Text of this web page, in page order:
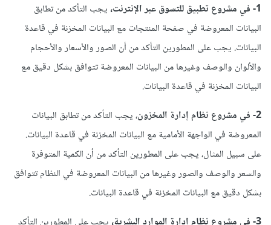
1- في مشروع تطبيق للتسوق عبر الإنترنت،
يجب التأكد من تطابق
البيانات المعروضة في صفحة المنتجات مع البيانات المخزنة في قاعدة
البيانات. يجب على المطورين التأكد من أن الصور والأسعار والأحجام
والألوان والوصف وغيرها من البيانات المعروضة تتوافق بشكل دقيق مع
البيانات المخزنة في قاعدة البيانات.
2- في مشروع نظام إدارة المخزون
، يجب التأكد من تطابق البيانات
المعروضة في الواجهة الأمامية مع البيانات المخزنة في قاعدة البيانات.
على سبيل المثال، يجب على المطورين التأكد من أن الكمية المتوفرة
والسعر والوصف والصور وغيرها من البيانات المعروضة في النظام تتوافق
بشكل دقيق مع البيانات المخزنة في قاعدة البيانات.